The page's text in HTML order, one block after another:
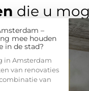
die u
–
mee houden
in de stad?
in Amsterdam
van renovaties
van